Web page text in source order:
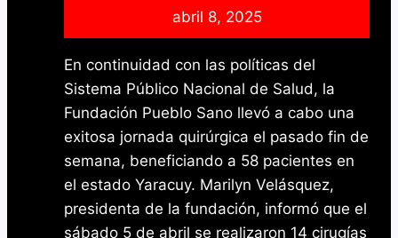
Arcángelabril 8, 2025
En continuidad con las políticas del
Sistema Público Nacional de Salud, la
Fundación Pueblo Sano llevó a cabo una
exitosa jornada quirúrgica el pasado fin de
semana, beneficiando a 58 pacientes en
el estado Yaracuy. Marilyn Velásquez,
presidenta de la fundación, informó que el
sábado 5 de abril se realizaron 14 cirugías